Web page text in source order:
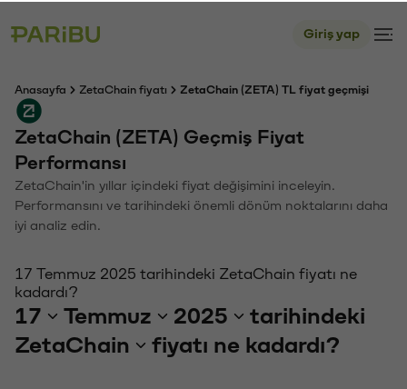
Giriş yap
Anasayfa ZetaChain fiyatı ZetaChain (ZETA) TL fiyat geçmişi
ZetaChain (ZETA) Geçmiş Fiyat
Performansı
ZetaChain'in yıllar içindeki fiyat değişimini inceleyin.
Performansını ve tarihindeki önemli dönüm noktalarını daha
iyi analiz edin.
17 Temmuz 2025 tarihindeki ZetaChain fiyatı ne
kadardı?
17 Temmuz 2025
tarihindeki
ZetaChain
fiyatı ne kadardı?